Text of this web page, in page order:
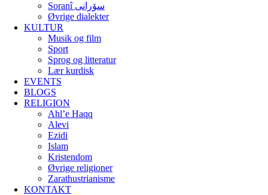
Soranî سۆرانی
Øvrige dialekter
KULTUR
Musik og film
Sport
Sprog og litteratur
Lær kurdisk
EVENTS
BLOGS
RELIGION
Ahl’e Haqq
Alevi
Ezidi
Islam
Kristendom
Øvrige religioner
Zarathustrianisme
KONTAKT